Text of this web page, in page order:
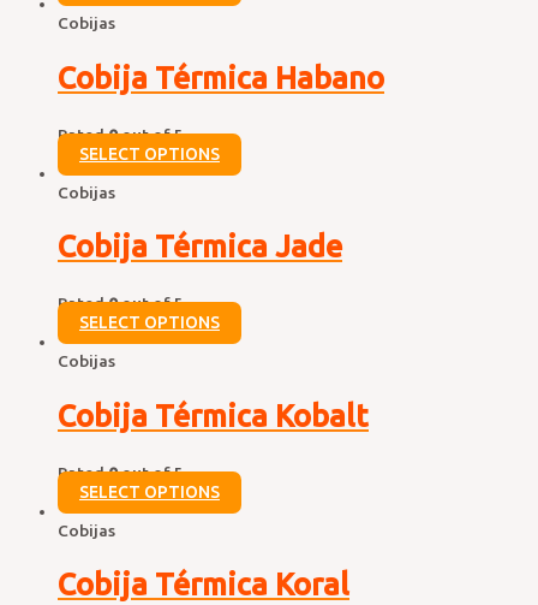
Cobijas
Cobija Térmica Habano
Rated0out of 5
SELECT OPTIONS
Cobijas
Cobija Térmica Jade
Rated0out of 5
SELECT OPTIONS
Cobijas
Cobija Térmica Kobalt
Rated0out of 5
SELECT OPTIONS
Cobijas
Cobija Térmica Koral